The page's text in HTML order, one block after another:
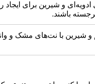
و شیرین برای
باشند.
و شیرین با نت‌های مشک و